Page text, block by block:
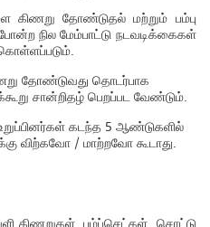
கிணறு தோண்டுதல் மற்றும் பம்பு
நில மேம்பாட்டு நடவடிக்கைகள்
தோண்டுவது தொடர்பாக
சான்றிதழ் பெறப்பட வேண்டும்.
கடந்த 5 ஆண்டுகளில்
விற்கவோ / மாற்றவோ கூடாது.